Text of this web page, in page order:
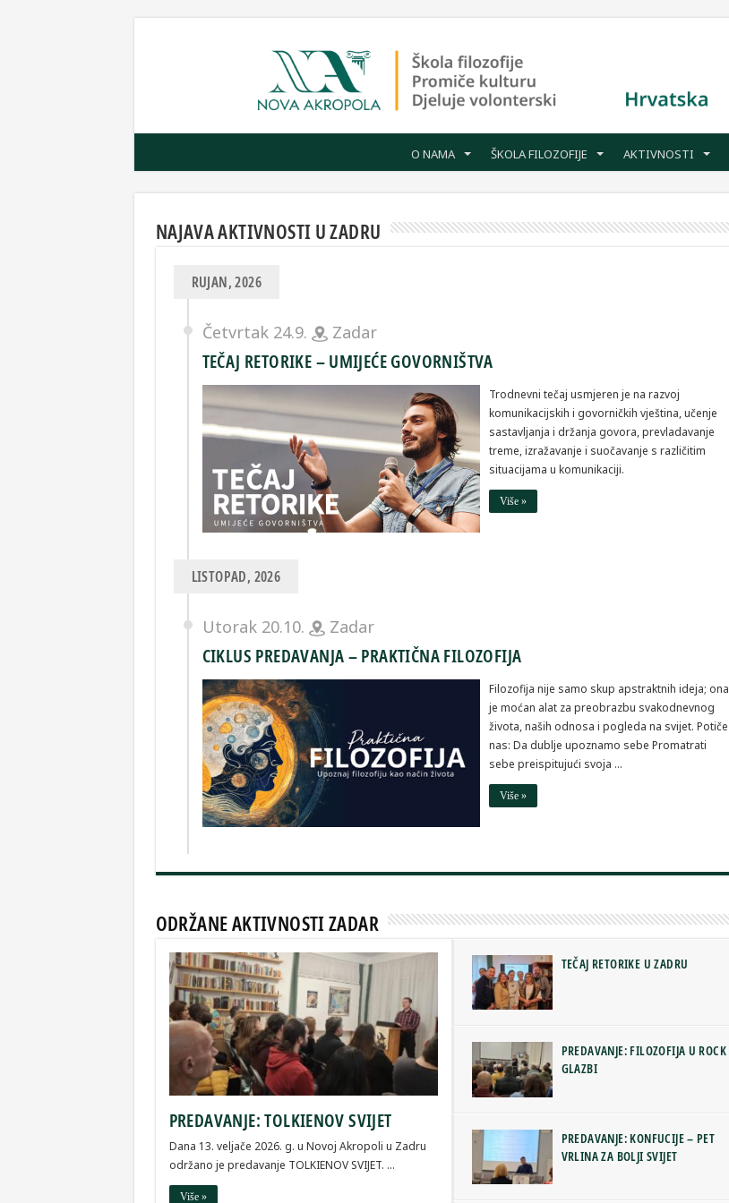
O NAMA ŠKOLA FILOZOFIJE AKTIVNOSTI
NAJAVA AKTIVNOSTI U ZADRU
RUJAN, 2026
Četvrtak 24.9. Zadar
TEČAJ RETORIKE – UMIJEĆE GOVORNIŠTVA
Trodnevni tečaj usmjeren je na razvoj
komunikacijskih i govorničkih vještina, učenje
sastavljanja i držanja govora, prevladavanje
treme, izražavanje i suočavanje s različitim
situacijama u komunikaciji.
Više »
LISTOPAD, 2026
Utorak 20.10. Zadar
CIKLUS PREDAVANJA – PRAKTIČNA FILOZOFIJA
Filozofija nije samo skup apstraktnih ideja; ona
je moćan alat za preobrazbu svakodnevnog
života, naših odnosa i pogleda na svijet. Potiče
nas: Da dublje upoznamo sebe Promatrati
sebe preispitujući svoja …
Više »
ODRŽANE AKTIVNOSTI ZADAR
PREDAVANJE: TOLKIENOV SVIJET
Dana 13. veljače 2026. g. u Novoj Akropoli u Zadru
održano je predavanje TOLKIENOV SVIJET. …
Više »
TEČAJ RETORIKE U ZADRU
PREDAVANJE: FILOZOFIJA U ROCK
GLAZBI
PREDAVANJE: KONFUCIJE – PET
VRLINA ZA BOLJI SVIJET